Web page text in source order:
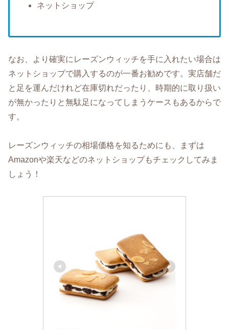
ネットショップ
なお、より確実にレーズンウィッチを手に入れたい場合は
ネットショップで購入するのが一番お勧めです。実店舗だ
と足を運んだけれど在庫切れだったり、時期的に取り扱い
が無かったりと無駄足になってしまうケースもあるからで
す。
レーズンウィッチの相場価格を知るためにも、まずは
Amazonや楽天などのネットショップもチェックしてみま
しょう！